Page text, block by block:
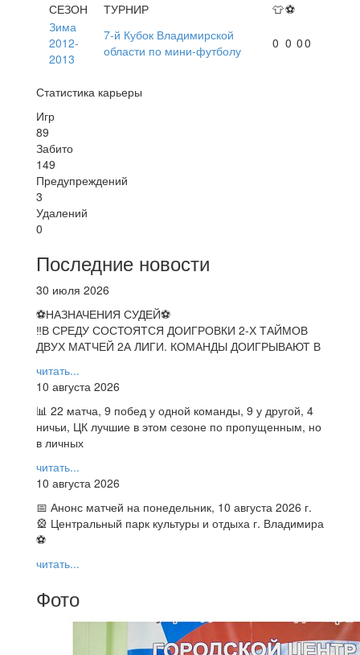
СЕЗОН
ТУРНИР 👕⚽
Зима
2012-
2013
7-й Кубок Владимирской
области по мини-футболу
0 0 00
Статистика карьеры
Игр
89
Забито
149
Предупреждений
3
Удалений
0
Последние новости
30 июля 2026
⚽НАЗНАЧЕНИЯ СУДЕЙ⚽
‼В СРЕДУ СОСТОЯТСЯ ДОИГРОВКИ 2-Х ТАЙМОВ
ДВУХ МАТЧЕЙ 2А ЛИГИ. КОМАНДЫ ДОИГРЫВАЮТ В
читать...
10 августа 2026
📊 22 матча, 9 побед у одной команды, 9 у другой, 4
ничьи, ЦК лучшие в этом сезоне по пропущенным, но
в личных
читать...
10 августа 2026
📅 Анонс матчей на понедельник, 10 августа 2026 г.
🎡 Центральный парк культуры и отдыха г. Владимира
⚽
читать...
Фото